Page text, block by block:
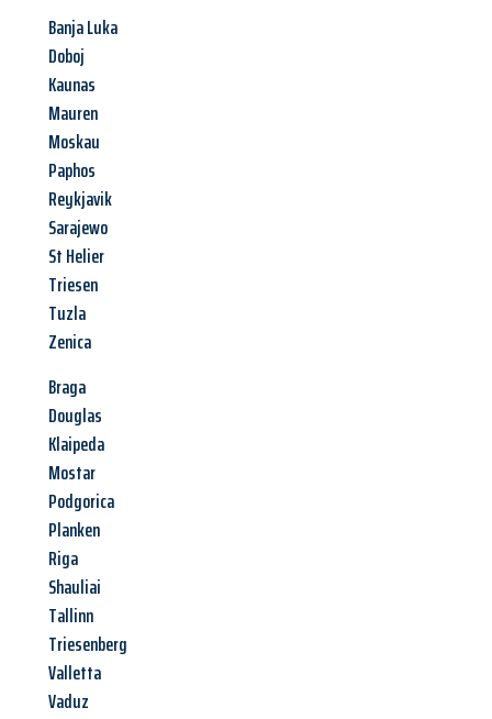
Banja Luka
Doboj
Kaunas
Mauren
Moskau
Paphos
Reykjavik
Sarajewo
St Helier
Triesen
Tuzla
Zenica
Braga
Douglas
Klaipeda
Mostar
Podgorica
Planken
Riga
Shauliai
Tallinn
Triesenberg
Valletta
Vaduz